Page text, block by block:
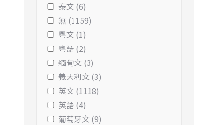
泰文 (6)
無 (1159)
粵文 (1)
粵語 (2)
緬甸文 (3)
義大利文 (3)
英文 (1118)
英語 (4)
葡萄牙文 (9)